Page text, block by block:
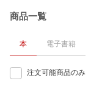
商品一覧
本 電子書籍
注文可能商品のみ